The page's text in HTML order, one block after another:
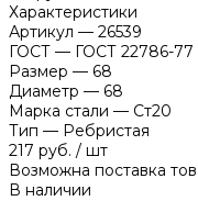
Характеристики
Артикул — 26539
ГОСТ — ГОСТ 22786-77
Размер — 68
Диаметр — 68
Марка стали — Ст20
Тип — Ребристая
217 руб. / шт
Возможна поставка
В наличии